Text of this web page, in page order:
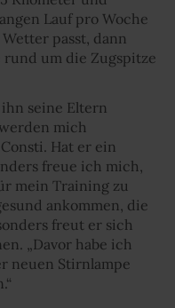
Lauf pro Woche
passt, dann
um die Zugspitze
seine Eltern
mich
Hat er ein
freue ich mich,
mein Training zu
ankommen, die
freut er sich
„Davor habe ich
neuen Stirnlampe